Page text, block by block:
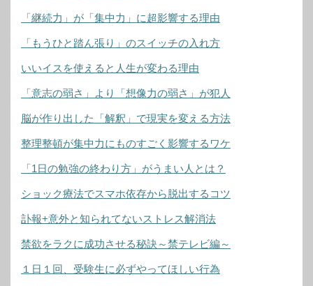
「継続力」が「集中力」に超影響する理由
「もうひと踏ん張り」のスイッチの入れ方
いいイスを使えると人生が変わる理由
「意志の弱さ」より「想像力の弱さ」が犯人
脳が作り出した「解釈」で現実を変える方法
整理整頓が集中力にものすごく影響するワケ
「1日の勉強の終わり方」がうまい人とは？
ショック療法でスマホ依存から脱出するコツ
訃報+意外と知られてないストレス解消法
禁欲をラクに成功させる秘訣～禁テレビ編～
１日１回、受験生に必ずやってほしい行為